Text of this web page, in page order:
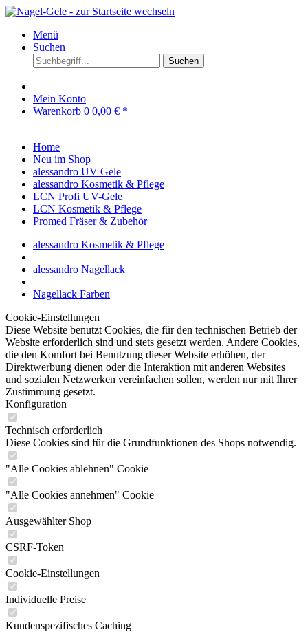
Menü
Suchen
Suchen
Mein Konto
Warenkorb 0 0,00 € *
Home
Neu im Shop
alessandro UV Gele
alessandro Kosmetik & Pflege
LCN Profi UV-Gele
LCN Kosmetik & Pflege
Promed Fräser & Zubehör
alessandro Kosmetik & Pflege
alessandro Nagellack
Nagellack Farben
Cookie-Einstellungen
Diese Website benutzt Cookies, die für den technischen Betrieb der
Website erforderlich sind und stets gesetzt werden. Andere Cookies,
die den Komfort bei Benutzung dieser Website erhöhen, der
Direktwerbung dienen oder die Interaktion mit anderen Websites
und sozialen Netzwerken vereinfachen sollen, werden nur mit Ihrer
Zustimmung gesetzt.
Konfiguration
Technisch erforderlich
Diese Cookies sind für die Grundfunktionen des Shops notwendig.
"Alle Cookies ablehnen" Cookie
"Alle Cookies annehmen" Cookie
Ausgewählter Shop
CSRF-Token
Cookie-Einstellungen
Individuelle Preise
Kundenspezifisches Caching